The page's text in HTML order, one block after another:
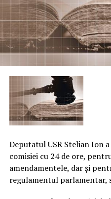
Deputatul USR Stelian Ion
comisiei cu 24 de ore,
amendamentele, dar şi
regulamentul parlamentar,